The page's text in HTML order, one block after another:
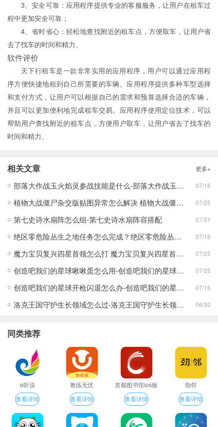
3、安全可靠：应用程序提供专业的客服服务，让用户在租车过
程中更加安全可靠；
4、省时省心：轻松地查找附近的租车点，方便取车，让用户省
去了找车的时间和精力。
软件评价
天下行租车是一款非常实用的应用程序，用户可以通过应用程
序方便快捷地租到自己所需要的车辆。应用程序提供多种车型选择
和支付方式，让用户可以根据自己的需求和预算选择合适的车辆，
并且可以更加便利地完成租车交易。应用程序使用定位技术，可以
帮助用户查找附近的租车点，方便用户取车，让用户省去了找车的
时间和精力。
相关文章 更多+
部落大作战玉火焰灵参战技能是什么-部落大作战玉火焰灵参战技能合集 07/16
植物大战僵尸杂交版贴图异常怎么解决 植物大战僵尸杂交版贴图异常教程 07/25
第七史诗水扇阵怎么组-第七史诗水扇阵容搭配 07/31
绝区零危险丛生之地任务怎么完成？绝区零危险丛生之地任务完成攻略 07/16
魔力宝贝复兴四星首领怎么打 魔力宝贝复兴四星首领打法合集 07/25
创造吧我们的星球啾啾蛋怎么用-创造吧我们的星球啾啾蛋使用攻略 07/25
创造吧我们的星球开枪闪退怎么办-创造吧我们的星球开枪闪退合集 07/16
洛克王国守护生长领域怎么过-洛克王国守护生长领域通关攻略 06/30
同类推荐
e听说
查看详情
教练无忧
查看详情
首都图书馆ios板
查看详情
劲邻
查看详情